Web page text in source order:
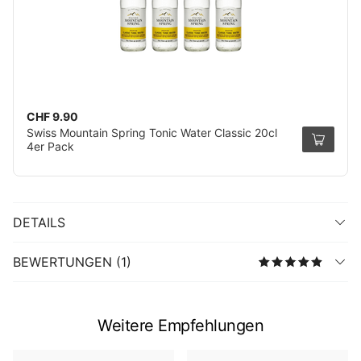
CHF 9.90
Swiss Mountain Spring Tonic Water Classic 20cl
4er Pack
DETAILS
BEWERTUNGEN (1)
Weitere Empfehlungen